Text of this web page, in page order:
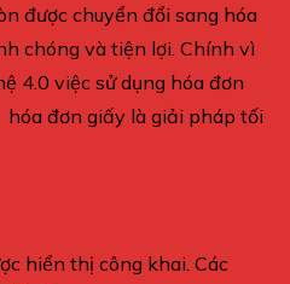
được chuyển đổi sang hóa
chóng và tiện lợi. Chính vì
4.0 việc sử dụng hóa đơn
đơn giấy là giải pháp tối
hiển thị công khai. Các